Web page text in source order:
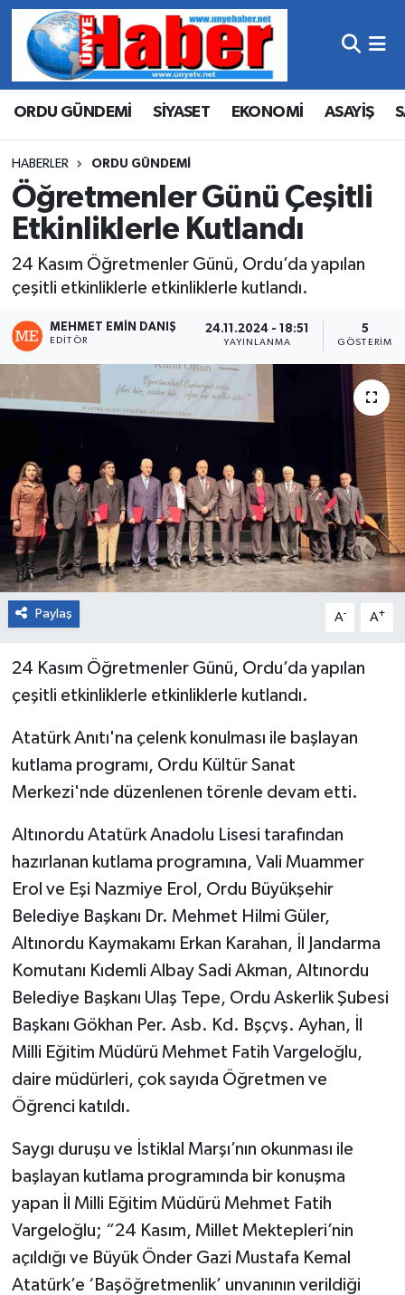
ORDU GÜNDEMİ SİYASET EKONOMİ ASAYİŞ
HABERLER ORDU GÜNDEMİ
Öğretmenler Günü Çeşitli
Etkinliklerle Kutlandı
24 Kasım Öğretmenler Günü, Ordu’da yapılan
çeşitli etkinliklerle etkinliklerle kutlandı.
MEHMET EMIN DANIŞ
EDITÖR
24.11.2024 - 18:51
YAYINLANMA
5
GÖSTERIM
Paylaş A- A+
24 Kasım Öğretmenler Günü, Ordu’da yapılan
çeşitli etkinliklerle etkinliklerle kutlandı.
Atatürk Anıtı'na çelenk konulması ile başlayan
kutlama programı, Ordu Kültür Sanat
Merkezi'nde düzenlenen törenle devam etti.
Altınordu Atatürk Anadolu Lisesi tarafından
hazırlanan kutlama programına, Vali Muammer
Erol ve Eşi Nazmiye Erol, Ordu Büyükşehir
Belediye Başkanı Dr. Mehmet Hilmi Güler,
Altınordu Kaymakamı Erkan Karahan, İl Jandarma
Komutanı Kıdemli Albay Sadi Akman, Altınordu
Belediye Başkanı Ulaş Tepe, Ordu Askerlik Şubesi
Başkanı Gökhan Per. Asb. Kd. Bşçvş. Ayhan, İl
Milli Eğitim Müdürü Mehmet Fatih Vargeloğlu,
daire müdürleri, çok sayıda Öğretmen ve
Öğrenci katıldı.
Saygı duruşu ve İstiklal Marşı’nın okunması ile
başlayan kutlama programında bir konuşma
yapan İl Milli Eğitim Müdürü Mehmet Fatih
Vargeloğlu; “24 Kasım, Millet Mektepleri’nin
açıldığı ve Büyük Önder Gazi Mustafa Kemal
Atatürk’e ‘Başöğretmenlik’ unvanının verildiği
Hava Durumu
Trafik Durumu
Süper Lig Puan Durumu ve Fikstür
Tüm Manşetler
Son Dakika Haberleri